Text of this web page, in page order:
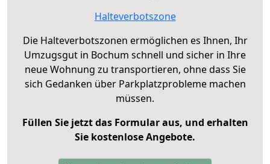
Halteverbotszone
Die Halteverbotszonen ermöglichen es Ihnen, Ihr
Umzugsgut in Bochum schnell und sicher in Ihre
neue Wohnung zu transportieren, ohne dass Sie
sich Gedanken über Parkplatzprobleme machen
müssen.
Füllen Sie jetzt das Formular aus, und erhalten
Sie kostenlose Angebote.